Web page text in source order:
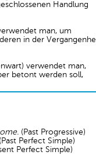
Handlung
man, um
in der
verwendet man,
betont werden soll,
(Past Progressive)
(Past Perfect Simple)
Perfect Simple)